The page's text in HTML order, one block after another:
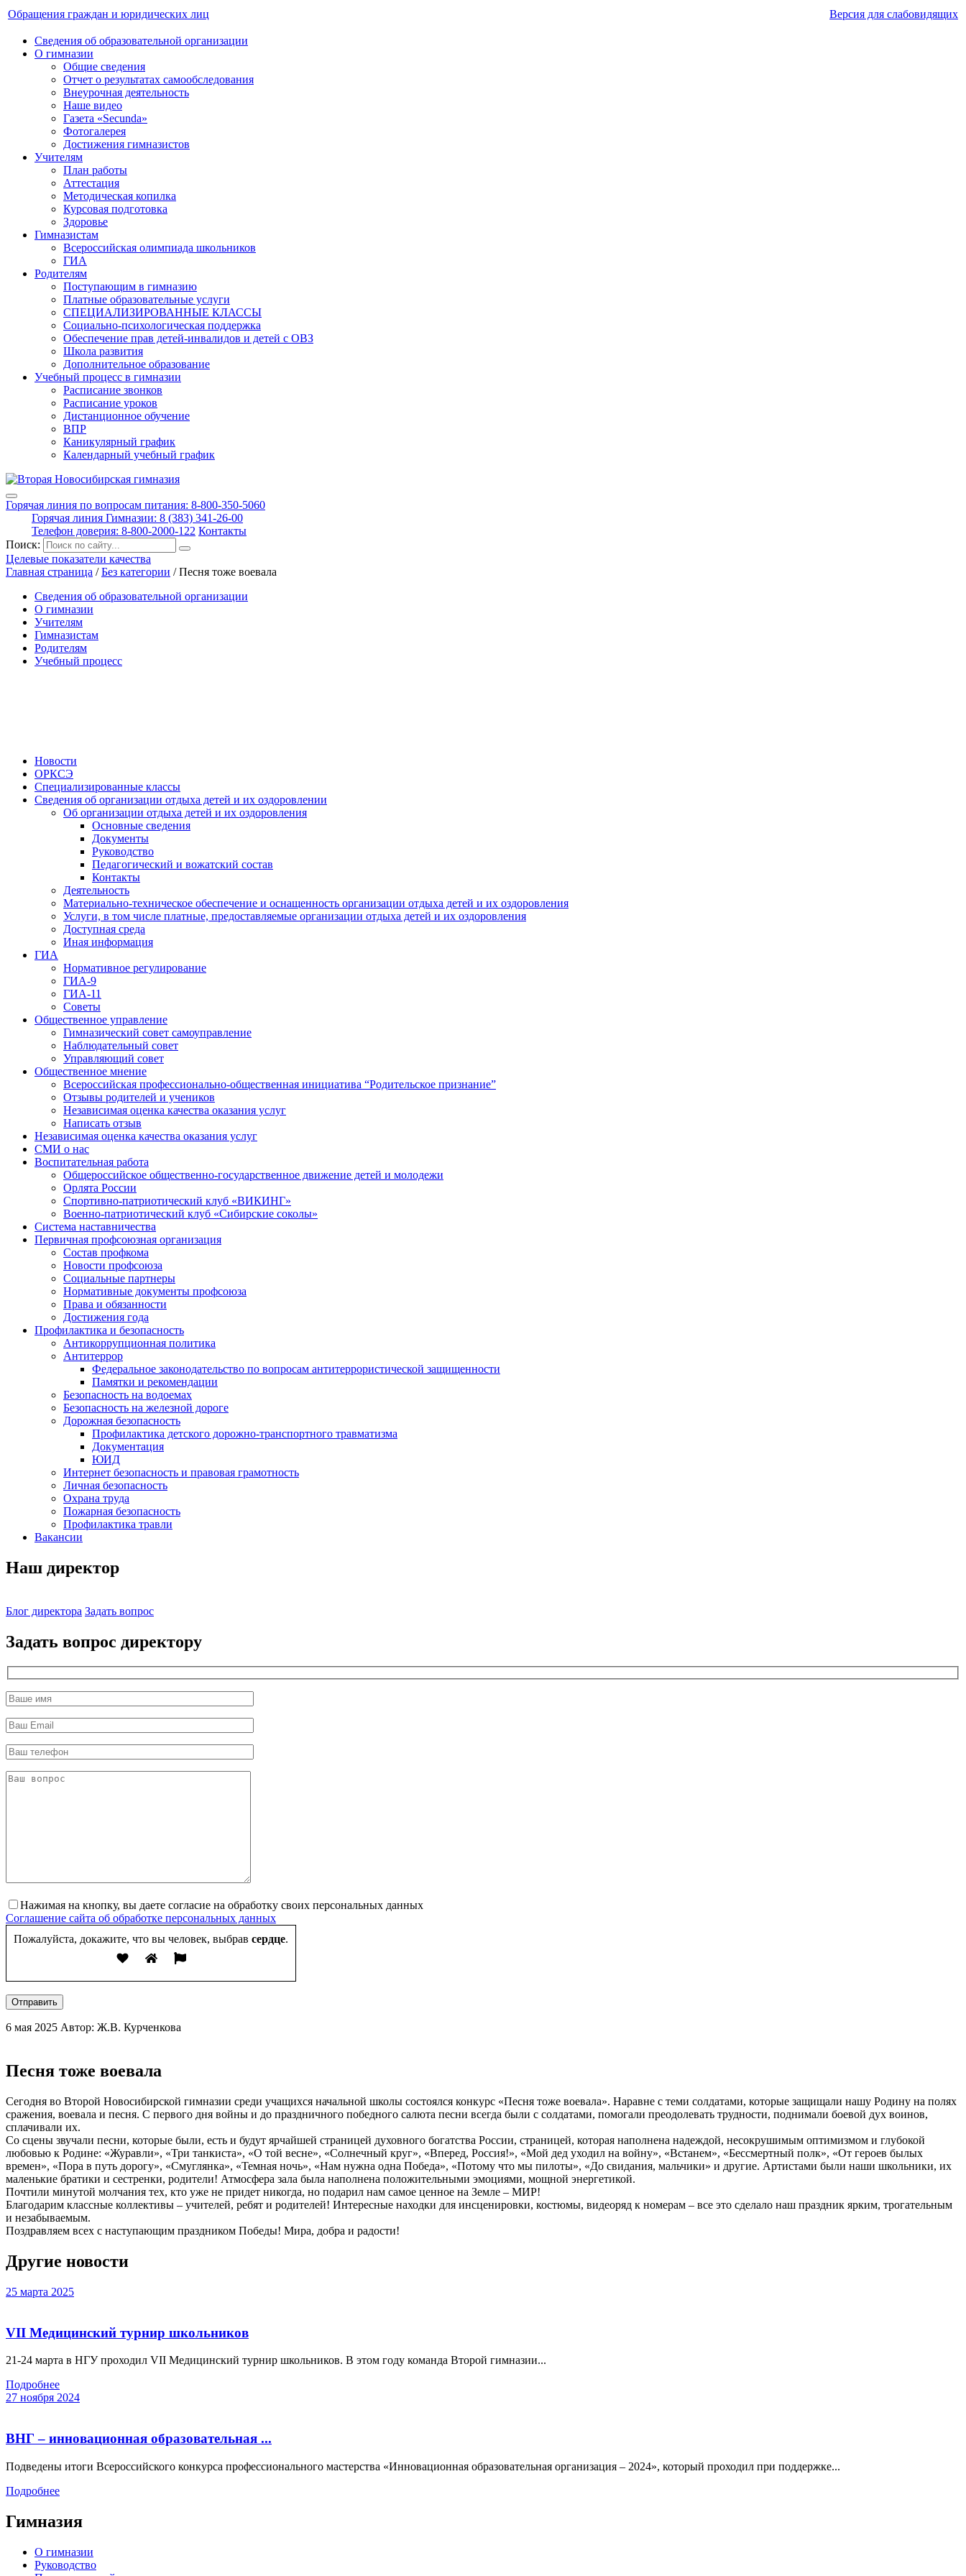
Обращения граждан и юридических лиц Версия для слабовидящих
Сведения об образовательной организации
О гимназии
Общие сведения
Отчет о результатах самообследования
Внеурочная деятельность
Наше видео
Газета «Secunda»
Фотогалерея
Достижения гимназистов
Учителям
План работы
Аттестация
Методическая копилка
Курсовая подготовка
Здоровье
Гимназистам
Всероссийская олимпиада школьников
ГИА
Родителям
Поступающим в гимназию
Платные образовательные услуги
СПЕЦИАЛИЗИРОВАННЫЕ КЛАССЫ
Социально-психологическая поддержка
Обеспечение прав детей-инвалидов и детей с ОВЗ
Школа развития
Дополнительное образование
Учебный процесс в гимназии
Расписание звонков
Расписание уроков
Дистанционное обучение
ВПР
Каникулярный график
Календарный учебный график
Горячая линия по вопросам питания: 8-800-350-5060
Горячая линия Гимназии: 8 (383) 341-26-00
Телефон доверия: 8-800-2000-122 Контакты
Поиск:
Целевые показатели качества
Главная страница /Без категории /Песня тоже воевала
Сведения об образовательной организации
О гимназии
Учителям
Гимназистам
Родителям
Учебный процесс
Новости
ОРКСЭ
Специализированные классы
Сведения об организации отдыха детей и их оздоровлении
Об организации отдыха детей и их оздоровления
Основные сведения
Документы
Руководство
Педагогический и вожатский состав
Контакты
Деятельность
Материально-техническое обеспечение и оснащенность организации отдыха детей и их оздоровления
Услуги, в том числе платные, предоставляемые организации отдыха детей и их оздоровления
Доступная среда
Иная информация
ГИА
Нормативное регулирование
ГИА-9
ГИА-11
Советы
Общественное управление
Гимназический совет самоуправление
Наблюдательный совет
Управляющий совет
Общественное мнение
Всероссийская профессионально-общественная инициатива “Родительское признание”
Отзывы родителей и учеников
Независимая оценка качества оказания услуг
Написать отзыв
Независимая оценка качества оказания услуг
СМИ о нас
Воспитательная работа
Общероссийское общественно-государственное движение детей и молодежи
Орлята России
Спортивно-патриотический клуб «ВИКИНГ»
Военно-патриотический клуб «Сибирские соколы»
Система наставничества
Первичная профсоюзная организация
Состав профкома
Новости профсоюза
Социальные партнеры
Нормативные документы профсоюза
Права и обязанности
Достижения года
Профилактика и безопасность
Антикоррупционная политика
Антитеррор
Федеральное законодательство по вопросам антитеррористической защищенности
Памятки и рекомендации
Безопасность на водоемах
Безопасность на железной дороге
Дорожная безопасность
Профилактика детского дорожно-транспортного травматизма
Документация
ЮИД
Интернет безопасность и правовая грамотность
Личная безопасность
Охрана труда
Пожарная безопасность
Профилактика травли
Вакансии
Наш директор
Блог директора Задать вопрос
Задать вопрос директору
Нажимая на кнопку, вы даете согласие на обработку своих персональных данных
Соглашение сайта об обработке персональных данных
Пожалуйста, докажите, что вы человек, выбрав сердце.
Отправить
6 мая 2025 Автор: Ж.В. Курченкова
Песня тоже воевала
Сегодня во Второй Новосибирской гимназии среди учащихся начальной школы состоялся конкурс «Песня тоже воевала». Наравне с теми солдатами, которые защищали нашу Родину на полях
сражения, воевала и песня. С первого дня войны и до праздничного победного салюта песни всегда были с солдатами, помогали преодолевать трудности, поднимали боевой дух воинов,
сплачивали их.
Со сцены звучали песни, которые были, есть и будут ярчайшей страницей духовного богатства России, страницей, которая наполнена надеждой, несокрушимым оптимизмом и глубокой
любовью к Родине: «Журавли», «Три танкиста», «О той весне», «Солнечный круг», «Вперед, Россия!», «Мой дед уходил на войну», «Встанем», «Бессмертный полк», «От героев былых
времен», «Пора в путь дорогу», «Смуглянка», «Темная ночь», «Нам нужна одна Победа», «Потому что мы пилоты», «До свидания, мальчики» и другие. Артистами были наши школьники, их
маленькие братики и сестренки, родители! Атмосфера зала была наполнена положительными эмоциями, мощной энергетикой.
Почтили минутой молчания тех, кто уже не придет никогда, но подарил нам самое ценное на Земле – МИР!
Благодарим классные коллективы – учителей, ребят и родителей! Интересные находки для инсценировки, костюмы, видеоряд к номерам – все это сделало наш праздник ярким, трогательным
и незабываемым.
Поздравляем всех с наступающим праздником Победы! Мира, добра и радости!
Другие новости
25 марта 2025
VII Медицинский турнир школьников
21-24 марта в НГУ проходил VII Медицинский турнир школьников. В этом году команда Второй гимназии...
Подробнее
27 ноября 2024
ВНГ – инновационная образовательная ...
Подведены итоги Всероссийского конкурса профессионального мастерства «Инновационная образовательная организация – 2024», который проходил при поддержке...
Подробнее
Гимназия
О гимназии
Руководство